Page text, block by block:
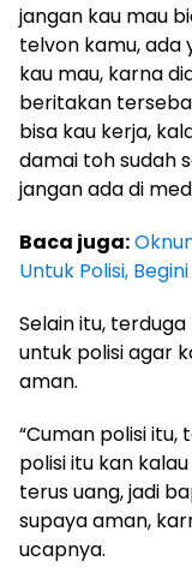
jangan kau mau
telvon kamu, ada
kau mau, karna
beritakan
bisa kau kerja,
damai toh sudah
jangan ada di
Baca juga:
Untuk Polisi,
Selain itu,
untuk polisi agar
aman.
“Cuman polisi itu,
polisi itu kan
terus uang, jadi
supaya aman,
ucapnya.